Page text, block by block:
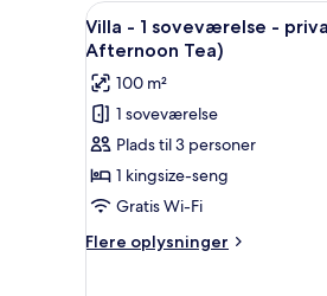
Indlæs
alle
billeder
af
Villa
-
1
soveværelse
-
privat
5
Villa - 1 soveværelse -
Afternoon Tea)
100 m²
1 soveværelse
Plads til 3 personer
1 kingsize-seng
Gratis Wi-Fi
Flere oplysninger
Flere